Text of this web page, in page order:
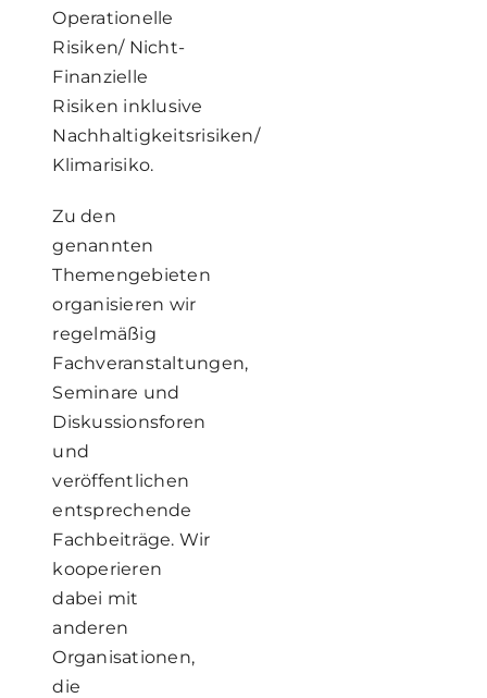
Operationelle
Risiken/ Nicht-
Finanzielle
Risiken inklusive
Nachhaltigkeitsrisiken/
Klimarisiko.
Zu den
genannten
Themengebieten
organisieren wir
regelmäßig
Fachveranstaltungen,
Seminare und
Diskussionsforen
und
veröffentlichen
entsprechende
Fachbeiträge. Wir
kooperieren
dabei mit
anderen
Organisationen,
die